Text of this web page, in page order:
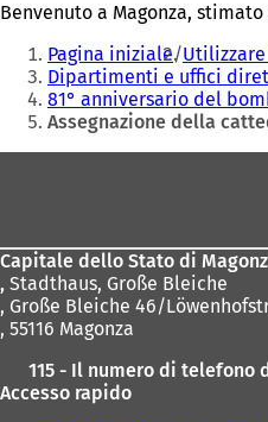
Benvenuto a Magonza, stimato
Siete
qui:
Pagina iniziale
Dipartimenti e uffici
81° anniversario del
Assegnazione della
Capitale dello Stato di
, Stadthaus, Große Bleiche
, Große Bleiche 46/
, 55116 Magonza
115 - Il numero di telefono
Accesso rapido